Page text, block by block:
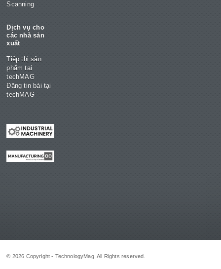
Scanning
Dịch vụ cho
các nhà sản
xuất
Tiếp thị sản
phẩm tại
techMAG
Đăng tin bài tại
techMAG
© 2026 Copyright - TechnologyMag. All Rights reserved.